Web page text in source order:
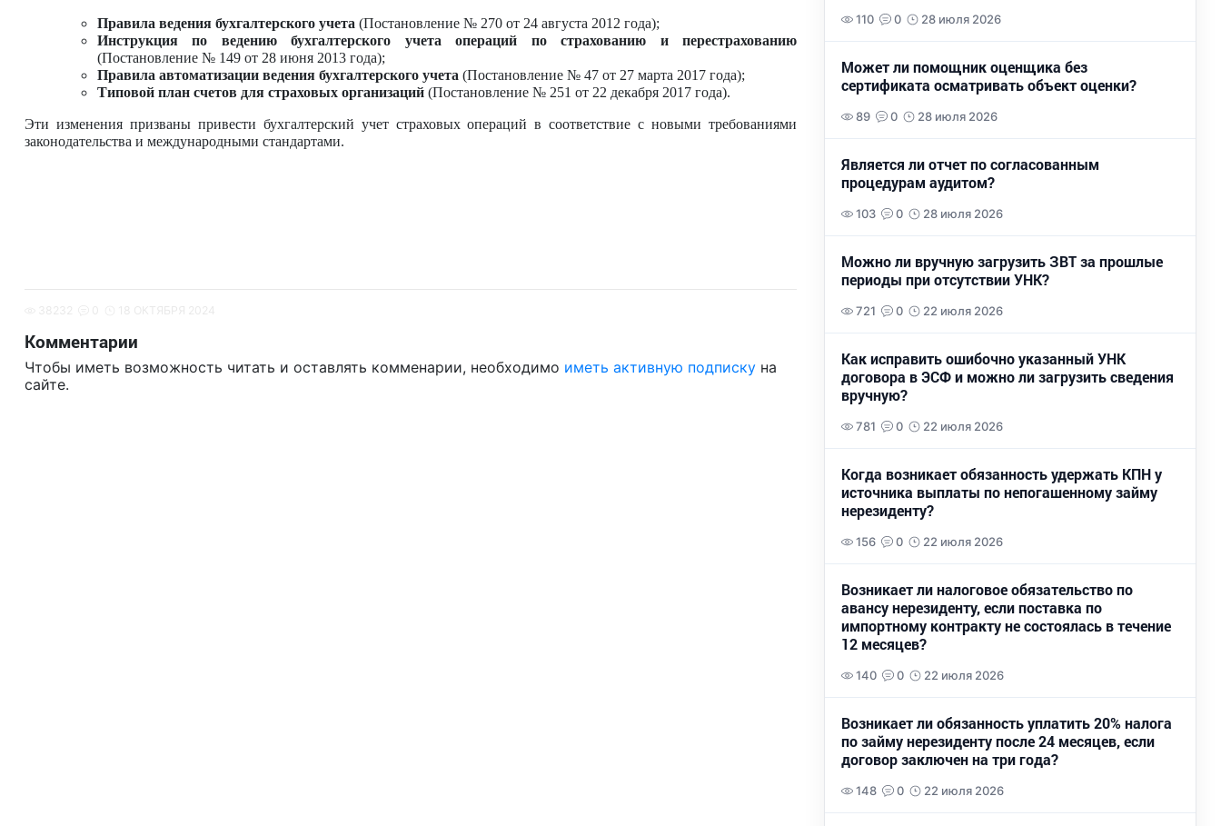
Правила ведения бухгалтерского учета (Постановление № 270 от 24 августа 2012 года);
Инструкция по ведению бухгалтерского учета операций по страхованию и перестрахованию
(Постановление № 149 от 28 июня 2013 года);
Правила автоматизации ведения бухгалтерского учета (Постановление № 47 от 27 марта 2017 года);
Типовой план счетов для страховых организаций (Постановление № 251 от 22 декабря 2017 года).
Эти изменения призваны привести бухгалтерский учет страховых операций в соответствие с новыми требованиями
законодательства и международными стандартами.
Комментарии
Чтобы иметь возможность читать и оставлять комменарии, необходимо иметь активную подписку на
сайте.
110 0 28 июля 2026
Может ли помощник оценщика без
сертификата осматривать объект оценки?
89 0 28 июля 2026
Является ли отчет по согласованным
процедурам аудитом?
103 0 28 июля 2026
Можно ли вручную загрузить ЗВТ за прошлые
периоды при отсутствии УНК?
721 0 22 июля 2026
Как исправить ошибочно указанный УНК
договора в ЭСФ и можно ли загрузить сведения
вручную?
781 0 22 июля 2026
Когда возникает обязанность удержать КПН у
источника выплаты по непогашенному займу
нерезиденту?
156 0 22 июля 2026
Возникает ли налоговое обязательство по
авансу нерезиденту, если поставка по
импортному контракту не состоялась в течение
12 месяцев?
140 0 22 июля 2026
Возникает ли обязанность уплатить 20% налога
по займу нерезиденту после 24 месяцев, если
договор заключен на три года?
148 0 22 июля 2026